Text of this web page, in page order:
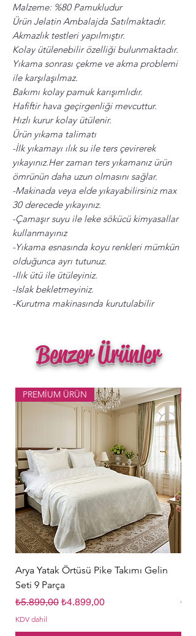
Malzeme: %80 Pamukludur
Ürün Jelatin Ambalajda Satılmaktadır.
Akmazlık testleri yapılmıştır.
Kolay ütülenebilir özelliği bulunmaktadır.
Yıkama sonrası çekme ve akma problemi
ile karşılaşılmaz.
Bakımı kolay pamuk karışımlıdır.
Hafiftir hava geçirgenliği mevcuttur.
Hızlı kurur kolay ütülenir.
Ürün yıkama talimatı
-İlk yıkamayı ılık su ile ters çevirerek
yıkayınız.Her zaman ters yıkamanız ürün
ömrünün daha uzun olmasını sağlar.
-Makinada veya elde yıkayabilirsiniz max
30 derecede yıkayınız.
-Çamaşır suyu ile leke sökücü kimyasallar
kullanmayınız
-Yıkama esnasında koyu renkleri mümkün
olduğunca ayrı tutunuz.
-Ilık ütü ile ütüleyiniz.
-Islak bekletmeyiniz.
-Kurutma makinasında kurutulabilir
Benzer Ürünler
PREMİUM ÜRÜN
Arya Yatak Örtüsü Pike Takımı Gelin
Seti 9 Parça
Normal Fiyat
₺5.899,00 İndirimli Fiyat
₺4.899,00
KDV dahil